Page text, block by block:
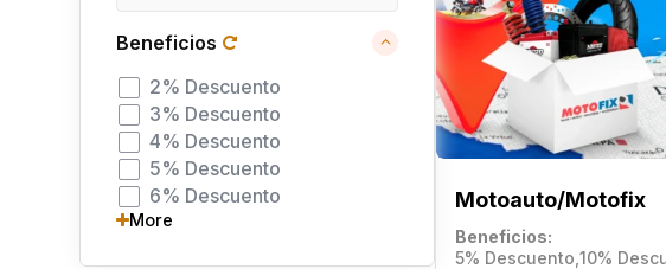
Motoauto/Motofix
Beneficios
5% Descuento 10%
Beneficios
2% Descuento
3% Descuento
4% Descuento
5% Descuento
6% Descuento
More